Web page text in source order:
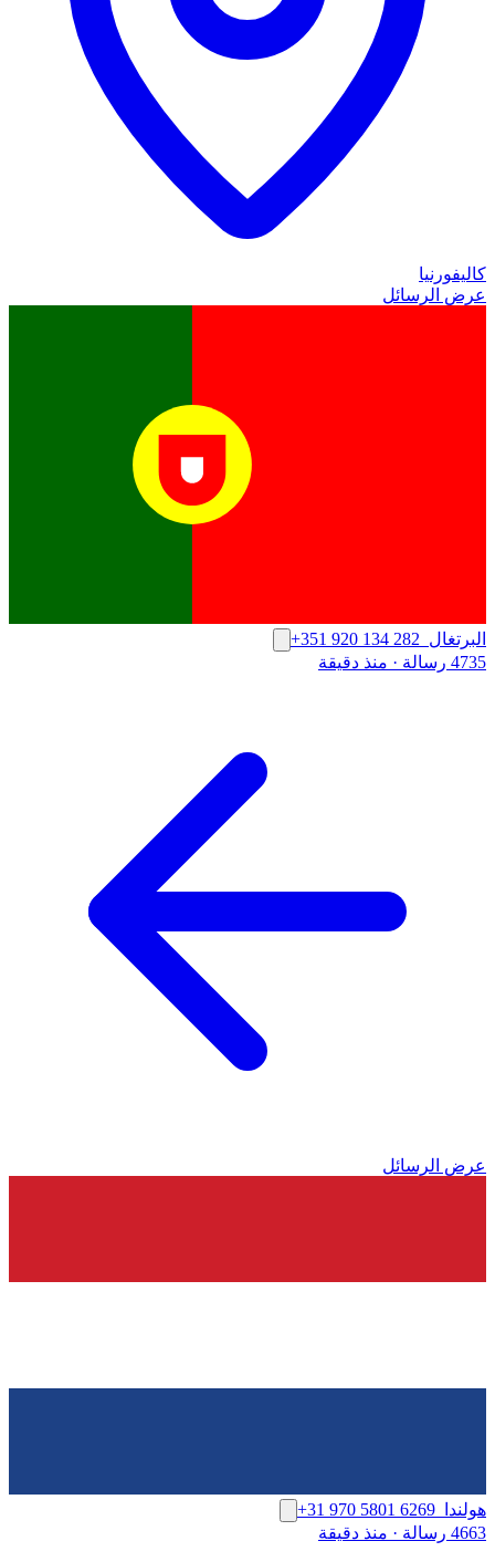
كاليفورنيا
عرض الرسائل
البرتغال +351 920 134 282
4735 رسالة
· منذ دقيقة
عرض الرسائل
هولندا
+31 970 5801 6269
4663 رسالة
· منذ دقيقة